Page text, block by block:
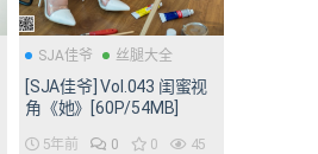
SJA佳爷 丝腿大全
[SJA佳爷] Vol.043 闺蜜视
角《她》[60P/54MB]
5年前 0 0 45